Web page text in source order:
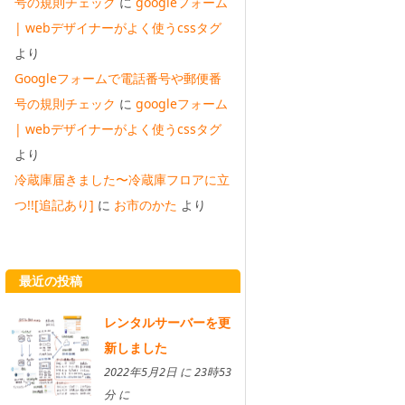
| webデザイナーがよく使うcssタグ
より
Googleフォームで電話番号や郵便番
号の規則チェック に googleフォーム
| webデザイナーがよく使うcssタグ
より
冷蔵庫届きました〜冷蔵庫フロアに立
つ!![追記あり] に お市のかた より
最近の投稿
レンタルサーバーを更
新しました
2022年5月2日 に 23時53
分 に